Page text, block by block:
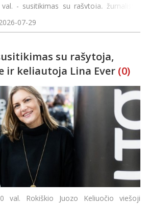
- susitikimas su rašytoja, žurnaliste,
Liepa &ndash
07-29
su rašytoja,
ir keliautoja Lina Ever (0)
val. Rokiškio Juozo Keliuočio viešoji